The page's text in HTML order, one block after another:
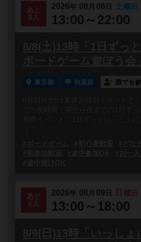
あと
5人
2026年 08 月 08 日 土 曜日
13:00～22:00
8/8(土)13時「1日ずっ
ボードゲーム遊ぼう会
東京都 秋葉原 誰でも
8月8日(土)は夏休み特別イベントと
での長時間！昼から夜までの1日ずっ
相席イベント「1日ずっといっしょに
#ボードゲーム
#初心者歓迎
#どな
#初参加歓迎
#途中参加OK
#お一
#途中抜けOK
あと
6人
2026年 08 月 09 日 日 曜日
13:00～18:00
8/9(日)13時「いっし